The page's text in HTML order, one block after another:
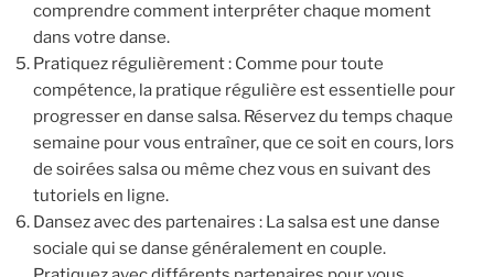
comprendre comment interpréter chaque moment
dans votre danse.
Pratiquez régulièrement : Comme pour toute
compétence, la pratique régulière est essentielle pour
progresser en danse salsa. Réservez du temps chaque
semaine pour vous entraîner, que ce soit en cours, lors
de soirées salsa ou même chez vous en suivant des
tutoriels en ligne.
Dansez avec des partenaires : La salsa est une danse
sociale qui se danse généralement en couple.